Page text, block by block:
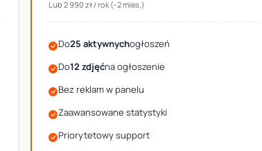
Lub 2 990 zł / rok (-2 mies.)
Do25 aktywnychogłoszeń
Do12 zdjęćna ogłoszenie
Bez reklam w panelu
Zaawansowane statystyki
Priorytetowy support